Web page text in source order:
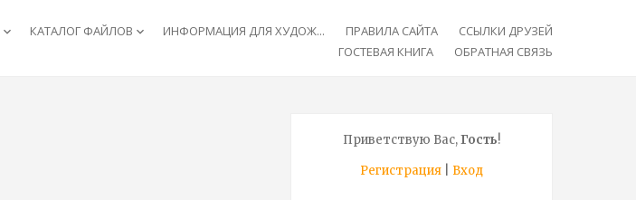
keyboard_arrow_down КАТАЛОГ ФАЙЛОВ keyboard_arrow_down ИНФОРМАЦИЯ ДЛЯ ХУДОЖ... ПРАВИЛА САЙТА
ССЫЛКИ ДРУЗЕЙ
ГОСТЕВАЯ КНИГА
ОБРАТНАЯ СВЯЗЬ
Приветствую Вас,Гость!
Регистрация
Вход